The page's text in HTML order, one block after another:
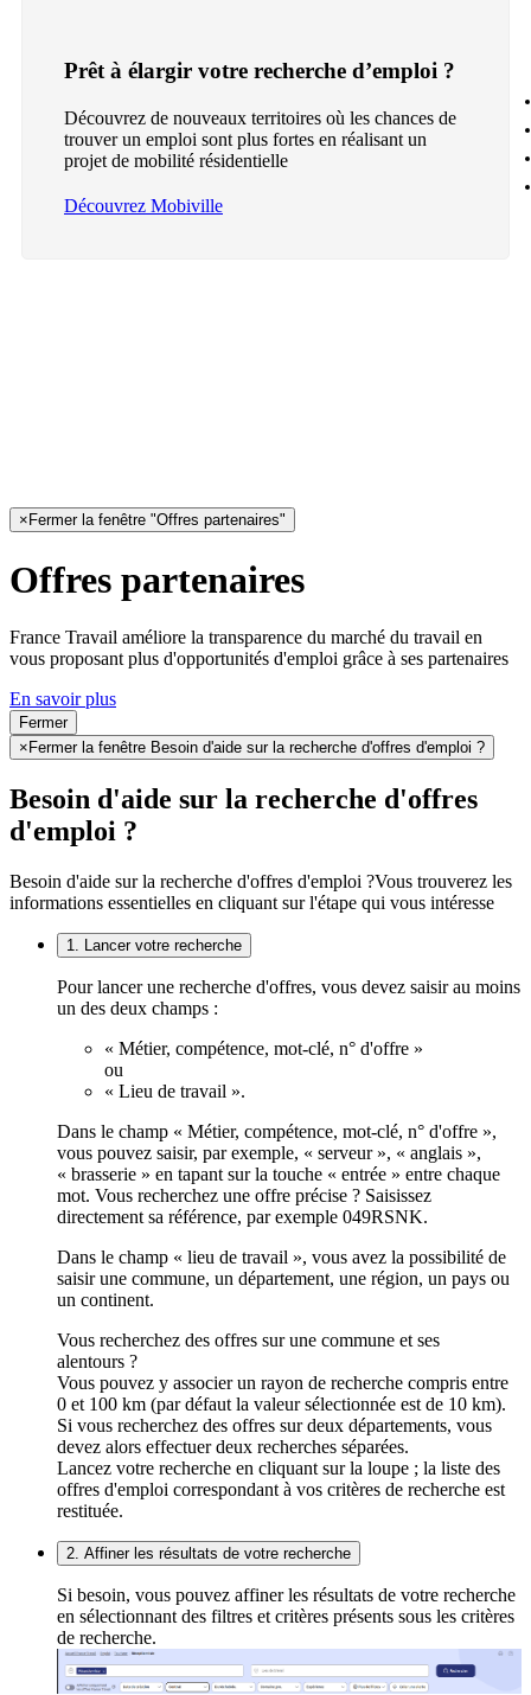
Prêt à élargir votre recherche d’emploi ?
Découvrez de nouveaux territoires où les chances de
trouver un emploi sont plus fortes en réalisant un
projet de mobilité résidentielle
Découvrez Mobiville
× Fermer la fenêtre "Offres partenaires"
Offres partenaires
France Travail améliore la transparence du marché du travail en
vous proposant plus d'opportunités d'emploi grâce à ses partenaires
En savoir plus
Fermer
× Fermer la fenêtre Besoin d'aide sur la recherche d'offres d'emploi ?
Besoin d'aide sur la recherche d'offres
d'emploi ?
Besoin d'aide sur la recherche d'offres d'emploi ?Vous trouverez les
informations essentielles en cliquant sur l'étape qui vous intéresse
1. Lancer votre recherche
Pour lancer une recherche d'offres, vous devez saisir au moins
un des deux champs :
« Métier, compétence, mot-clé, n° d'offre »
ou
« Lieu de travail ».
Dans le champ « Métier, compétence, mot-clé, n° d'offre »,
vous pouvez saisir, par exemple, « serveur », « anglais »,
« brasserie » en tapant sur la touche « entrée » entre chaque
mot. Vous recherchez une offre précise ? Saisissez
directement sa référence, par exemple 049RSNK.
Dans le champ « lieu de travail », vous avez la possibilité de
saisir une commune, un département, une région, un pays ou
un continent.
Vous recherchez des offres sur une commune et ses
alentours ?
Vous pouvez y associer un rayon de recherche compris entre
0 et 100 km (par défaut la valeur sélectionnée est de 10 km).
Si vous recherchez des offres sur deux départements, vous
devez alors effectuer deux recherches séparées.
Lancez votre recherche en cliquant sur la loupe ; la liste des
offres d'emploi correspondant à vos critères de recherche est
restituée.
2. Affiner les résultats de votre recherche
Si besoin, vous pouvez affiner les résultats de votre recherche
en sélectionnant des filtres et critères présents sous les critères
de recherche.